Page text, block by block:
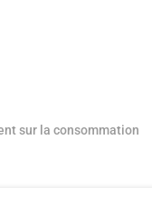
sur la consommation